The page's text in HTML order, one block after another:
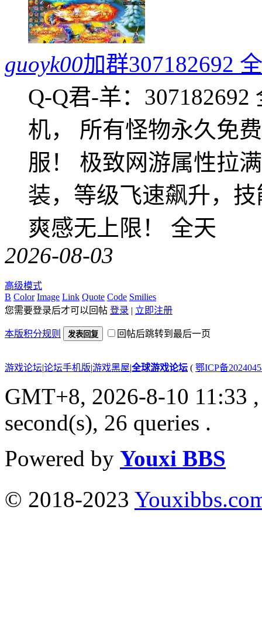
guoyk00加群307182692
Q-Q君-羊：
机， 所有怪物永久免
服！ 极致网游属性拉
装，等级飞速飙升，
爽感无上限！ 全天
2026-08-03
高级模式
B Color Image Link Quote Code Smilies
您需要登录后才可以回帖 登录 | 立即注册
本版积分规则 发表回复 回帖后跳转到最后一页
游戏论坛|论坛手机版|游戏黑屋|全球游戏论坛 ( 鄂ICP备
GMT+8, 2026-8-10 11:33
second(s), 26 queries .
Powered by Youxi BBS
© 2018-2023